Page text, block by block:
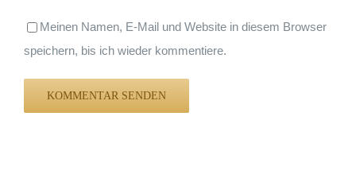
Meinen Namen, E-Mail und Website in diesem Browser
speichern, bis ich wieder kommentiere.